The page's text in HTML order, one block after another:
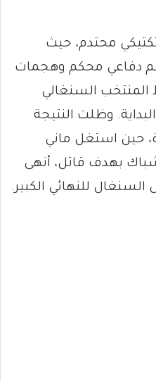
محتدم، حيث
دفاعي محكم وهجمات
السنغالي
وظلت النتيجة
حين استغل ماني
بهدف قاتل، أنهى
للنهائي الكبير.